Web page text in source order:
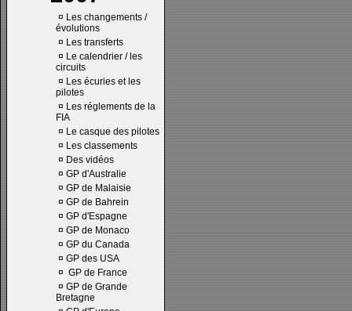
¤ Les changements /
évolutions
¤ Les transferts
¤ Le calendrier / les
circuits
¤ Les écuries et les
pilotes
¤ Les réglements de la
FIA
¤ Le casque des pilotes
¤ Les classements
¤ Des vidéos
¤ GP d'Australie
¤ GP de Malaisie
¤ GP de Bahrein
¤ GP d'Espagne
¤ GP de Monaco
¤ GP du Canada
¤ GP des USA
¤ GP de France
¤ GP de Grande
Bretagne